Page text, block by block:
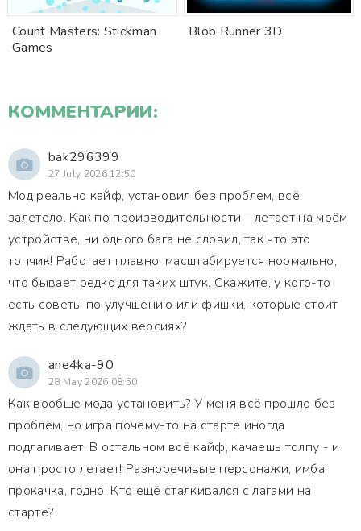
Count Masters: Stickman
Games
Blob Runner 3D
КОММЕНТАРИИ:
bak296399
27 July 2026 12:50
Мод реально кайф, установил без проблем, всё
залетело. Как по производительности – летает на моём
устройстве, ни одного бага не словил, так что это
топчик! Работает плавно, масштабируется нормально,
что бывает редко для таких штук. Скажите, у кого-то
есть советы по улучшению или фишки, которые стоит
ждать в следующих версиях?
ane4ka-90
28 May 2026 08:50
Как вообще мода установить? У меня всё прошло без
проблем, но игра почему-то на старте иногда
подлагивает. В остальном всё кайф, качаешь толпу - и
она просто летает! Разноречивые персонажи, имба
прокачка, годно! Кто ещё сталкивался с лагами на
старте?